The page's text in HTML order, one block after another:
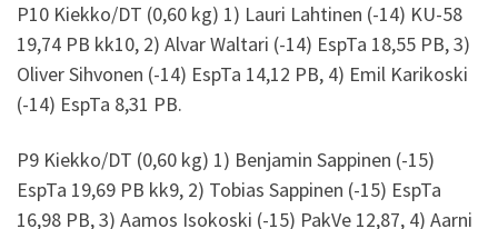
P10 Kiekko/DT (0,60 kg) 1) Lauri Lahtinen (-14) KU-58
19,74 PB kk10, 2) Alvar Waltari (-14) EspTa 18,55 PB, 3)
Oliver Sihvonen (-14) EspTa 14,12 PB, 4) Emil Karikoski
(-14) EspTa 8,31 PB.
P9 Kiekko/DT (0,60 kg) 1) Benjamin Sappinen (-15)
EspTa 19,69 PB kk9, 2) Tobias Sappinen (-15) EspTa
16,98 PB, 3) Aamos Isokoski (-15) PakVe 12,87, 4) Aarni